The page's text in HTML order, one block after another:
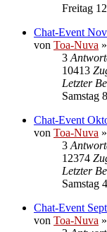
Freitag
Chat-Event
von Toa-Nuva »
3
10413
Letzter
Samstag
Chat-Event
von Toa-Nuva »
3
12374
Letzter
Samstag
Chat-Event
von Toa-Nuva »